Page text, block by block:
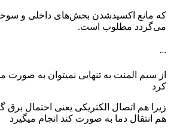
که مانع اکسیدشدن بخش‌های داخلی و
می‌گردد مطلوب است.
…
از سیم المنت به تنهایی نمیتوان به صورت
کرد
زیرا هم اتصال الکتریکی یعنی احتمال برق
هم انتقال دما به صورت کند انجام میگیرد